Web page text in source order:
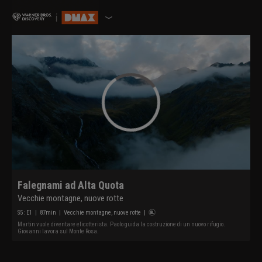
Falegnami ad Alta Quota
Vecchie montagne, nuove rotte
S5 : E1 | 87min | Vecchie montagne, nuove rotte |
Martin vuole diventare elicotterista. Paolo guida la costruzione di un nuovo rifugio.
Giovanni lavora sul Monte Rosa.